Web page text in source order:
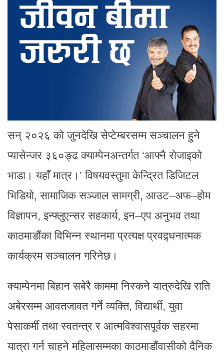
सन् २०२६ को जुनदेखि सेप्टेम्बरसम्म सञ्चालन हुने
प्यासेन्जर ३६०ङ्ढ क्याम्पेनअन्तर्गत ‘आफ्नै रोजाइको
भाडा। यहाँ मात्र।’ विषयवस्तुमा केन्द्रित डिजिटल
भिडियो, सामाजिक सञ्जाल सामग्री, आउट–अफ–होम
विज्ञापन, इन्फ्लुएन्सर सहकार्य, इन–एप अनुभव तथा
काठमाडौंका विभिन्न स्थानमा प्रत्यक्ष प्रवद्र्धनात्मक
कार्यक्रम सञ्चालन गरिनेछ।
क्याम्पेनमा बिहान सबेरै काममा निस्कने यात्रुदेखि राति
अबेरसम्म आवतजावत गर्ने व्यक्ति, विद्यार्थी, युवा
पेसाकर्मी तथा स्वतन्त्र र आत्मविश्वासपूर्वक सहरमा
यात्रा गर्न चाहने महिलासम्मका काठमाडौंवासीको दैनिक